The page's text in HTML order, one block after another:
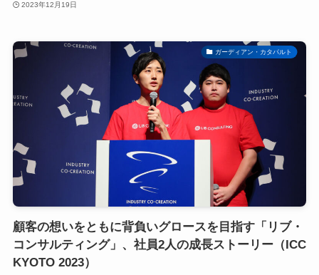
2023年12月19日
ガーディアン・カタパルト
顧客の想いをともに背負いグロースを目指す「リブ・
コンサルティング」、社員2人の成長ストーリー（ICC
KYOTO 2023）